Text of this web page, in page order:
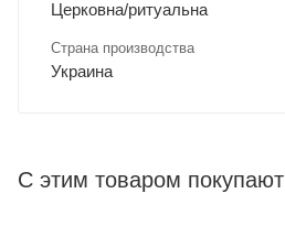
Церковна/ритуальна
Страна производства
Украина
С этим товаром покупают